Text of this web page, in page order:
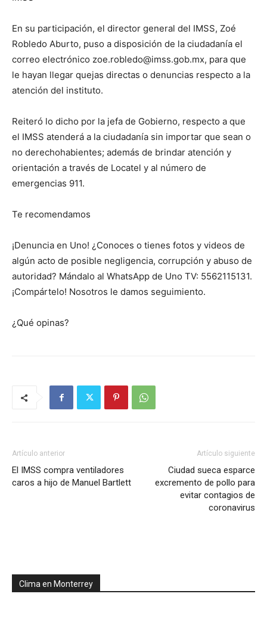
En su participación, el director general del IMSS, Zoé
Robledo Aburto, puso a disposición de la ciudadanía el
correo electrónico zoe.robledo@imss.gob.mx, para que
le hayan llegar quejas directas o denuncias respecto a la
atención del instituto.
Reiteró lo dicho por la jefa de Gobierno, respecto a que
el IMSS atenderá a la ciudadanía sin importar que sean o
no derechohabientes; además de brindar atención y
orientación a través de Locatel y al número de
emergencias 911.
Te recomendamos
¡Denuncia en Uno! ¿Conoces o tienes fotos y videos de
algún acto de posible negligencia, corrupción y abuso de
autoridad? Mándalo al WhatsApp de Uno TV: 5562115131.
¡Compártelo! Nosotros le damos seguimiento.
¿Qué opinas?
Artículo anterior
El IMSS compra ventiladores
caros a hijo de Manuel Bartlett
Artículo siguiente
Ciudad sueca esparce
excremento de pollo para
evitar contagios de
coronavirus
Clima en Monterrey